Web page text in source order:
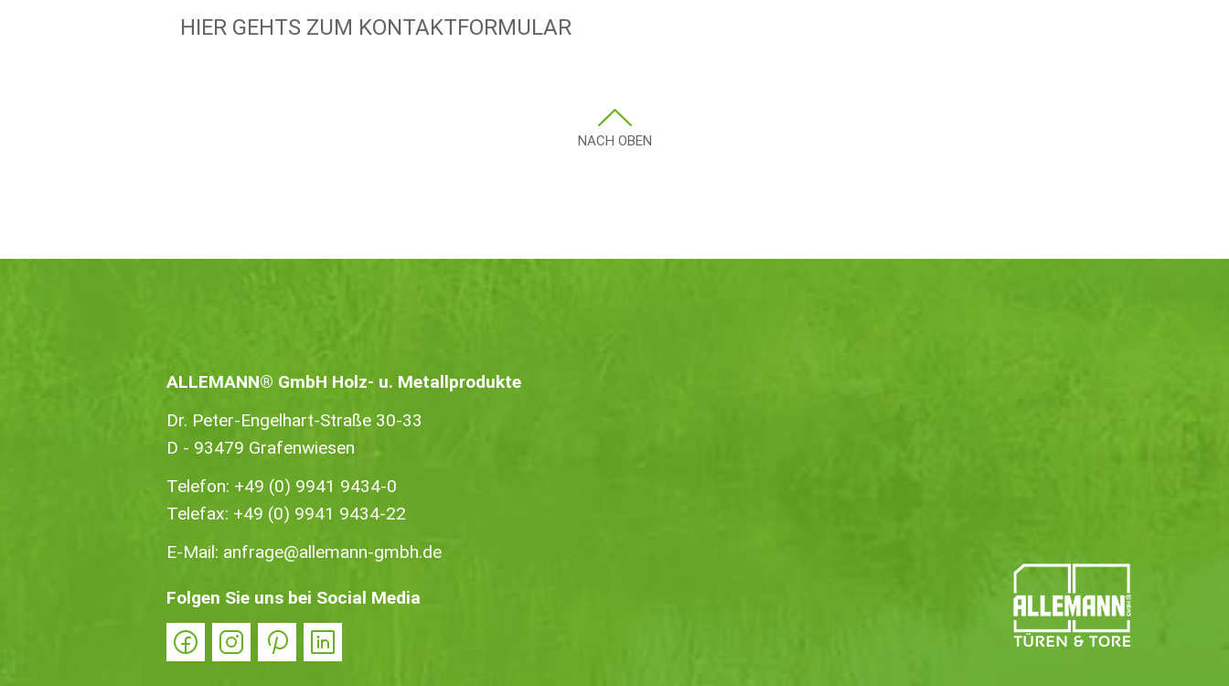
HIER GEHTS ZUM KONTAKTFORMULAR
NACH OBEN
ALLEMANN® GmbH Holz- u. Metallprodukte
Dr. Peter-Engelhart-Straße 30-33
D - 93479 Grafenwiesen
Telefon: +49 (0) 9941 9434-0
Telefax: +49 (0) 9941 9434-22
E-Mail: anfrage@allemann-gmbh.de
Folgen Sie uns bei Social Media